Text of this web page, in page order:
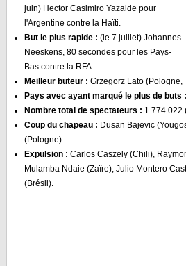
DEMI-FINALES
CLASSEMENTS
LES BUTEURS
LES 32 ÉQUIPES
LE RÈGLEMENT
LES STADES
QUALIFICATIONS
HISTORIQUE
juin) Hector Casimiro Yazalde pour
l'Argentine contre la Haïti.
But le plus rapide : (le 7 juillet) Johannes
Neeskens, 80 secondes pour les Pays-
Bas contre la RFA.
Meilleur buteur : Grzegorz Lato (Pologne,
Pays avec ayant marqué le plus de buts :
Nombre total de spectateurs : 1.774.022
Coup du chapeau : Dusan Bajevic
(Pologne).
Expulsion : Carlos Caszely (Chili),
Mulamba Ndaie (Zaïre), Julio Montero
(Brésil).